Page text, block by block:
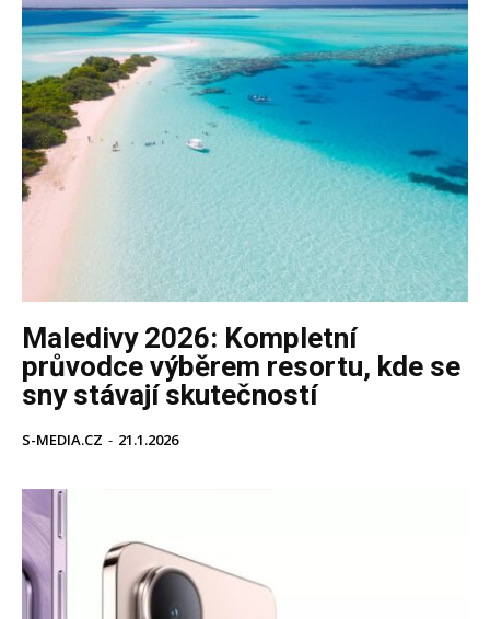
Maledivy 2026: Kompletní
průvodce výběrem resortu, kde se
sny stávají skutečností
S-MEDIA.CZ - 21.1.2026